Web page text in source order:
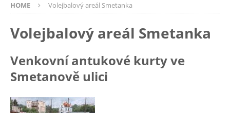
HOME Volejbalový areál Smetanka
Volejbalový areál Smetanka
Venkovní antukové kurty ve
Smetanově ulici